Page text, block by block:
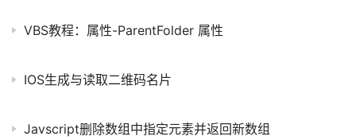
VBS教程：属性-ParentFolder 属性
IOS生成与读取二维码名片
Javscript删除数组中指定元素并返回新数组